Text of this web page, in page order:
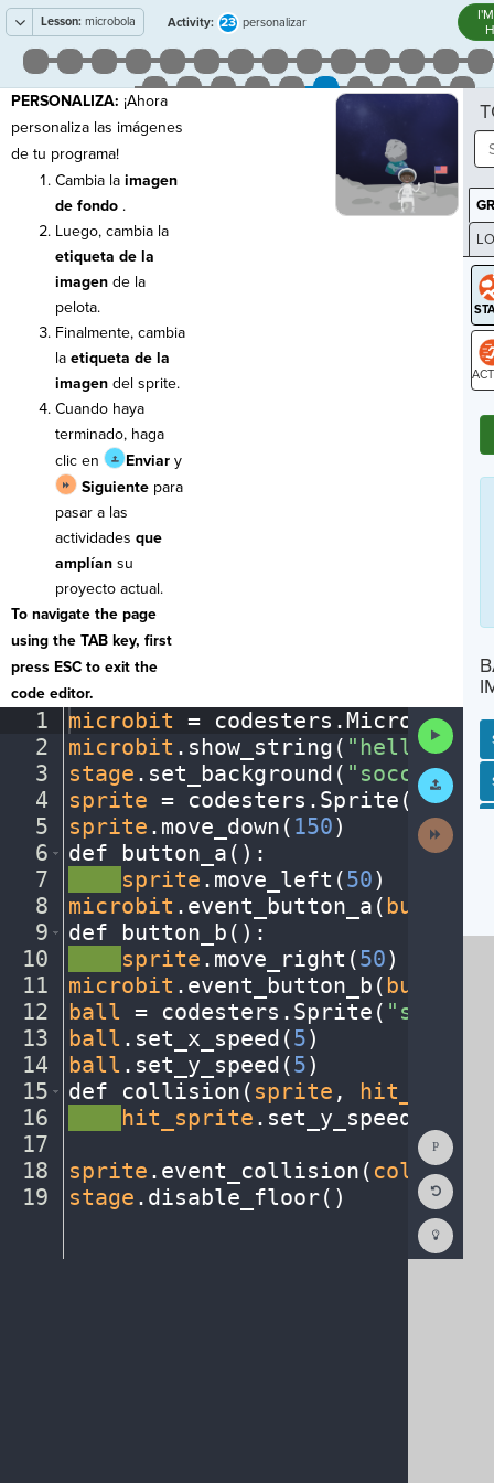
Lesson: microbola Activity: 23 personalizar
PERSONALIZA: ¡Ahora
personaliza las imágenes
de tu programa!
Cambia la imagen
de fondo .
Luego, cambia la
etiqueta de la
imagen de la
pelota.
Finalmente, cambia
la etiqueta de la
imagen del sprite.
Cuando haya
terminado, haga
clic en
Enviar y
Siguiente para
pasar a las
actividades que
amplían su
proyecto actual.
To navigate the page
using the TAB key, first
press ESC to exit the
code editor.
1
2
3
4
5
6
7
8
9
10
11
12
13
14
15
16
17
18
19
microbit = codesters .Microbit() ¬
microbit . show_string( "hello")¬
stage . set_background(
sprite = codesters . Sprite(
sprite . move_down( 150)
def
button_a() :
sprite . move_left(50)
microbit . event_button_a( button_a
def
button_b() :
sprite . move_right(50)
microbit . event_button_b( button_b
ball = codesters . Sprite(
ball . set_x_speed(5)
ball . set_y_speed(5)
def
collision( sprite , hit_sprite
hit_sprite . set_y_speed(
sprite . event_collision( collision
stage . disable_floor()
Code
Work
Activity
Code
How
To